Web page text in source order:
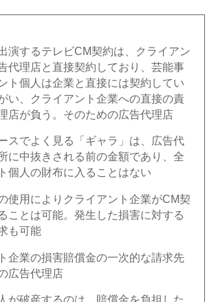
演するテレビCM契約は、クライアン
代理店と直接契約しており、芸能事
ト個人は企業と直接には契約してい
い、クライアント企業への直接の責
店が負う。そのための広告代理店
スでよく見る「ギャラ」は、広告代
に中抜きされる前の金額であり、全
個人の財布に入ることはない
使用によりクライアント企業がCM契
ことは可能。発生した損害に対する
も可能
企業の損害賠償金の一次的な請求先
広告代理店